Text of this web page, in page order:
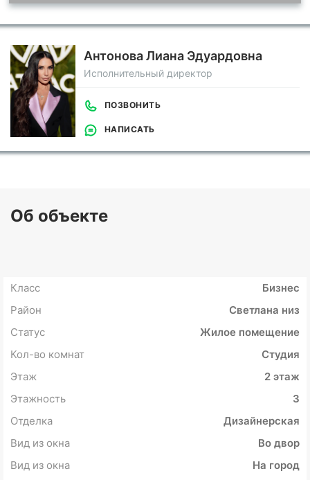
Антонова Лиана Эдуардовна
Исполнительный директор
ПОЗВОНИТЬ
НАПИСАТЬ
Об объекте
Класс
Бизнес
Район
Светлана низ
Статус
Жилое помещение
Кол-во комнат
Студия
Этаж
2 этаж
Этажность
3
Отделка
Дизайнерская
Вид из окна
Во двор
Вид из окна
На город